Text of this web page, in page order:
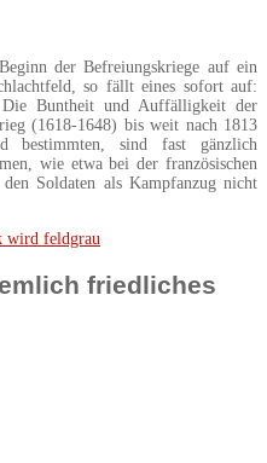
der Befreiungskriege auf ein
so fällt eines sofort auf:
Buntheit und Auffälligkeit der
(1618-1648) bis weit nach 1813
bestimmten, sind fast gänzlich
wie etwa bei der französischen
Soldaten als Kampfanzug nicht
wird feldgrau
friedliches